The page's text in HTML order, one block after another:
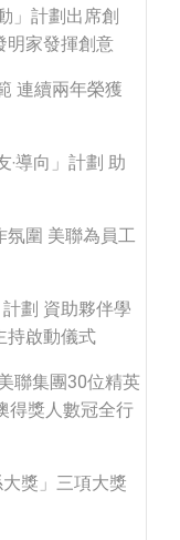
」計劃出席創
明家發揮創意
連續兩年榮獲
‧導向」計劃 助
氛圍 美聯為員工
劃 資助夥伴學
持啟動儀式
聯集團30位精英
得獎人數冠全行
獎」三項大獎